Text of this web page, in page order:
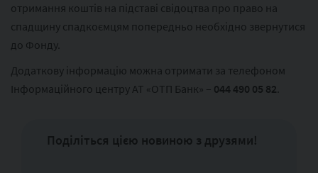
отримання коштів на підставі свідоцтва про право на
спадщину спадкоємцям попередньо необхідно звернутися
до Фонду.
Додаткову інформацію можна отримати за телефоном
Інформаційного центру АТ «ОТП Банк» – 044 490 05 82
Поділіться цією новиною з друзями!